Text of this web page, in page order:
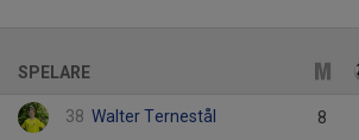
SPELARE
38 Walter Ternestål 8